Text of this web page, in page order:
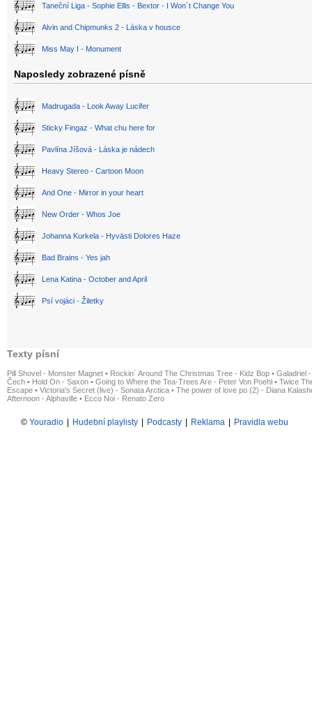
Taneční Liga - Sophie Ellis - Bextor - I Won´t Change You
Alvin and Chipmunks 2 - Láska v housce
Miss May I - Monument
Naposledy zobrazené písně
Madrugada - Look Away Lucifer
Sticky Fingaz - What chu here for
Pavlína Jíšová - Láska je nádech
Heavy Stereo - Cartoon Moon
And One - Mirror in your heart
New Order - Whos Joe
Johanna Kurkela - Hyvästi Dolores Haze
Bad Brains - Yes jah
Lena Katina - October and April
Psí vojáci - Žiletky
Texty písní
Pill Shovel - Monster Magnet • Rockin´ Around The Christmas Tree - Kidz Bop • Galadriel
Čech • Hold On - Saxon • Going to Where the Tea-Trees Are - Peter Von Poehl • Twice
Escape • Victoria's Secret (live) - Sonata Arctica • The power of love po (2) - Diana
Afternoon - Alphaville • Ecco Noi - Renato Zero
© Youradio Hudební playlisty Podcasty Reklama Pravidla webu